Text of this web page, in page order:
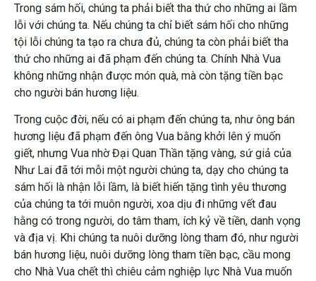
Trong sám hối, chúng ta phải biết tha thứ cho những ai lầm
lỗi với chúng ta. Nếu chúng ta chỉ biết sám hối cho những
tội lỗi chúng ta tạo ra chưa đủ, chúng ta còn phải biết tha
thứ cho những ai đã phạm đến chúng ta. Chính Nhà Vua
không những nhận được món quà, mà còn tặng tiền bạc
cho người bán hương liệu.
Trong cuộc đời, nếu có ai phạm đến chúng ta, như ông bán
hương liệu đã phạm đến ông Vua bằng khởi lên ý muốn
giết, nhưng Vua nhờ Đại Quan Thần tặng vàng, sứ giả của
Như Lai đã tới mỗi một người chúng ta, dạy cho chúng ta
sám hối là nhận lỗi lầm, là biết hiến tặng tình yêu thương
của chúng ta tới muôn người, xoa dịu đi những vết đau
hằng có trong người, do tâm tham, ích kỷ về tiền, danh vọng
và địa vị. Khi chúng ta nuôi dưỡng lòng tham đó, như người
bán hương liệu, nuôi dưỡng lòng tham tiền bạc, cầu mong
cho Nhà Vua chết thì chiêu cảm nghiệp lực Nhà Vua muốn